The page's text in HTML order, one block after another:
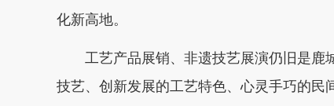
化新高地。
工艺产品展销、非遗技艺展演仍旧是鹿
技艺、创新发展的工艺特色、心灵手巧的